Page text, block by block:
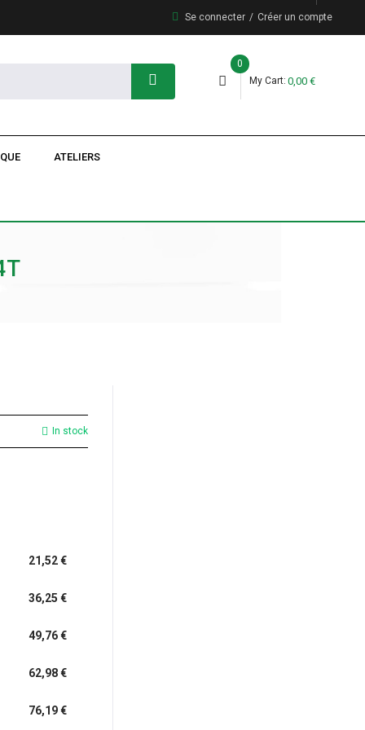
Se connecter Créer un compte
My Cart
0
0,00 €
ATELIERS
In stock
21,52 €
36,25 €
49,76 €
62,98 €
76,19 €